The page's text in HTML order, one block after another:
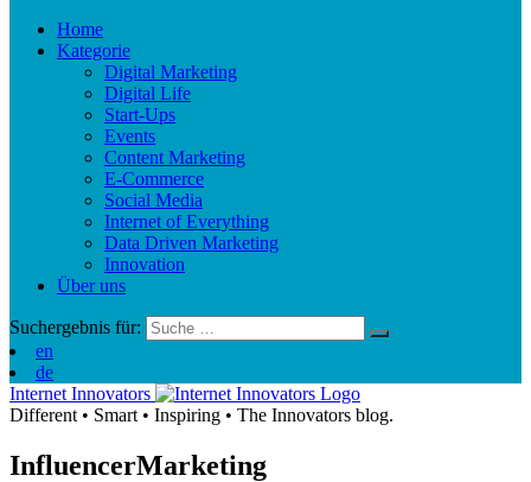
Home
Kategorie
Digital Marketing
Digital Life
Start-Ups
Events
Content Marketing
E-Commerce
Social Media
Internet of Everything
Data Driven Marketing
Innovation
Über uns
Suchergebnis für:
en
de
Internet Innovators
Different • Smart • Inspiring • The Innovators blog.
InfluencerMarketing